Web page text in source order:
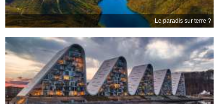
Le paradis sur terre ?